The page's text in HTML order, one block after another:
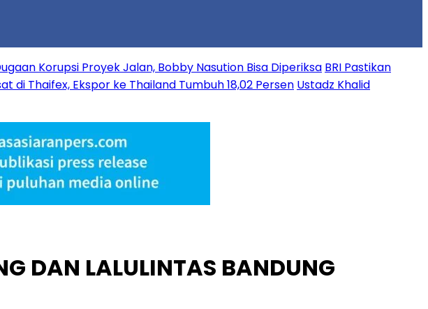
Korupsi Proyek Jalan, Bobby Nasution Bisa Diperiksa BRI Pastikan
di Thaifex, Ekspor ke Thailand Tumbuh 18,02 Persen Ustadz Khalid
DAN LALULINTAS BANDUNG